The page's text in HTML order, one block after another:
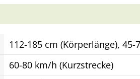
112-185 cm (Körperlänge), 45-
60-80 km/h (Kurzstrecke)